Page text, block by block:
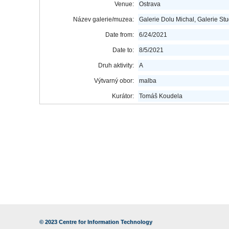
Venue: Ostrava
Název galerie/muzea: Galerie Dolu Michal, Galerie
Date from: 6/24/2021
Date to: 8/5/2021
Druh aktivity: A
Výtvarný obor: malba
Kurátor: Tomáš Koudela
© 2023Centre for Information Technology